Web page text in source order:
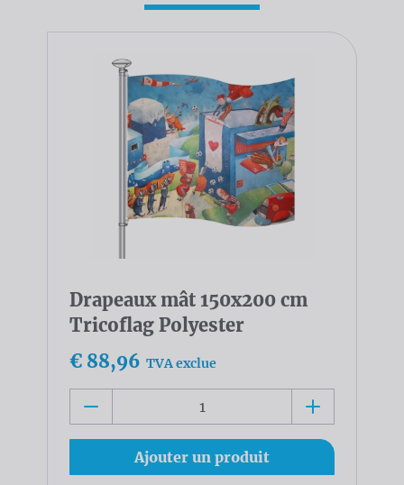
Drapeaux mât 150x200 cm
Tricoflag Polyester
€ 88,96 TVA exclue
Ajouter un produit